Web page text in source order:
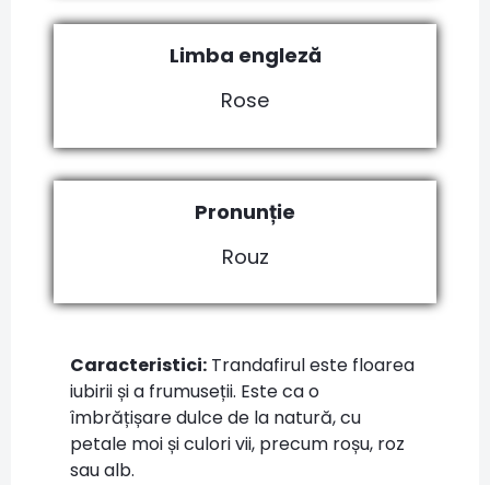
Limba engleză
Rose
Pronunție
Rouz
Caracteristici: Trandafirul este floarea
iubirii și a frumuseții. Este ca o
îmbrățișare dulce de la natură, cu
petale moi și culori vii, precum roșu, roz
sau alb.